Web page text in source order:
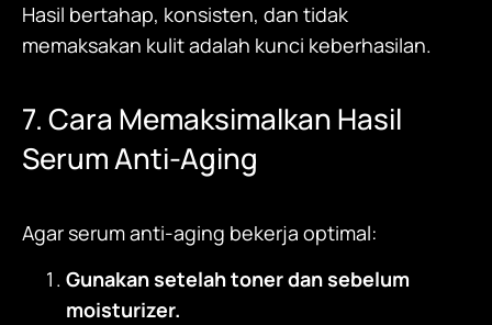
Hasil bertahap, konsisten, dan tidak
memaksakan kulit adalah kunci keberhasilan.
7. Cara Memaksimalkan Hasil
Serum Anti-Aging
Agar serum anti-aging bekerja optimal:
Gunakan setelah toner dan sebelum
moisturizer.